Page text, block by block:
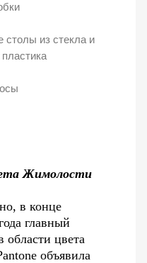
из стекла и
пластика
Жимолости
в конце
главный
области цвета
объявила